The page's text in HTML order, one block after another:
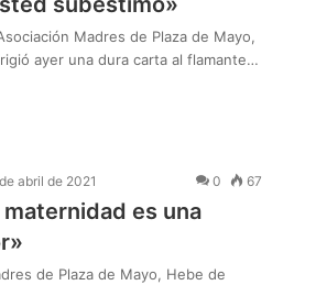
Madres de Plaza de Mayo,
ayer una dura carta al flamante…
abril de 2021 0 67
es una
de Plaza de Mayo, Hebe de